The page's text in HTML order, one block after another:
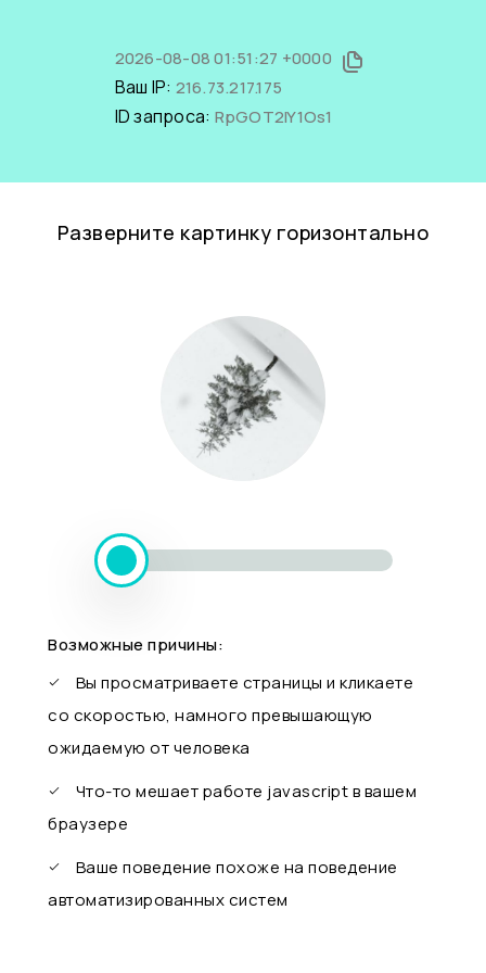
2026-08-08 01:51:27 +0000
Ваш IP: 216.73.217.175
ID запроса: RpGOT2IY1Os1
Разверните картинку горизонтально
Возможные причины:
Вы просматриваете страницы и кликаете
со скоростью, намного превышающую
ожидаемую от человека
Что-то мешает работе javascript в вашем
браузере
Ваше поведение похоже на поведение
автоматизированных систем